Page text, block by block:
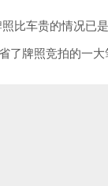
比车贵的情况已
了牌照竞拍的一